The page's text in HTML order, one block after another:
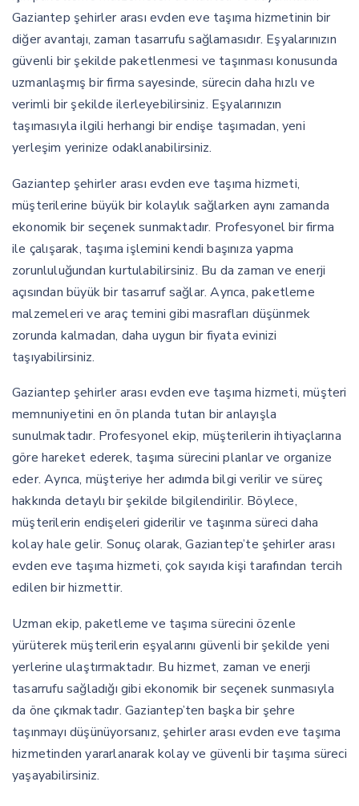
Gaziantep şehirler arası evden eve taşıma hizmetinin bir
diğer avantajı, zaman tasarrufu sağlamasıdır. Eşyalarınızın
güvenli bir şekilde paketlenmesi ve taşınması konusunda
uzmanlaşmış bir firma sayesinde, sürecin daha hızlı ve
verimli bir şekilde ilerleyebilirsiniz. Eşyalarınızın
taşımasıyla ilgili herhangi bir endişe taşımadan, yeni
yerleşim yerinize odaklanabilirsiniz.
Gaziantep şehirler arası evden eve taşıma hizmeti,
müşterilerine büyük bir kolaylık sağlarken aynı zamanda
ekonomik bir seçenek sunmaktadır. Profesyonel bir firma
ile çalışarak, taşıma işlemini kendi başınıza yapma
zorunluluğundan kurtulabilirsiniz. Bu da zaman ve enerji
açısından büyük bir tasarruf sağlar. Ayrıca, paketleme
malzemeleri ve araç temini gibi masrafları düşünmek
zorunda kalmadan, daha uygun bir fiyata evinizi
taşıyabilirsiniz.
Gaziantep şehirler arası evden eve taşıma hizmeti, müşteri
memnuniyetini en ön planda tutan bir anlayışla
sunulmaktadır. Profesyonel ekip, müşterilerin ihtiyaçlarına
göre hareket ederek, taşıma sürecini planlar ve organize
eder. Ayrıca, müşteriye her adımda bilgi verilir ve süreç
hakkında detaylı bir şekilde bilgilendirilir. Böylece,
müşterilerin endişeleri giderilir ve taşınma süreci daha
kolay hale gelir. Sonuç olarak, Gaziantep’te şehirler arası
evden eve taşıma hizmeti, çok sayıda kişi tarafından tercih
edilen bir hizmettir.
Uzman ekip, paketleme ve taşıma sürecini özenle
yürüterek müşterilerin eşyalarını güvenli bir şekilde yeni
yerlerine ulaştırmaktadır. Bu hizmet, zaman ve enerji
tasarrufu sağladığı gibi ekonomik bir seçenek sunmasıyla
da öne çıkmaktadır. Gaziantep’ten başka bir şehre
taşınmayı düşünüyorsanız, şehirler arası evden eve taşıma
hizmetinden yararlanarak kolay ve güvenli bir taşıma süreci
yaşayabilirsiniz.